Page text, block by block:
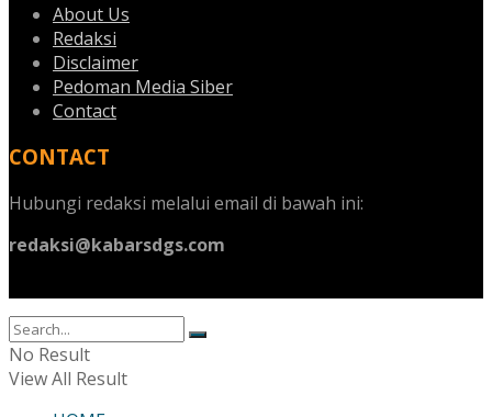
About Us
Redaksi
Disclaimer
Pedoman Media Siber
Contact
CONTACT
Hubungi redaksi melalui email di bawah ini:
redaksi@kabarsdgs.com
No Result
View All Result